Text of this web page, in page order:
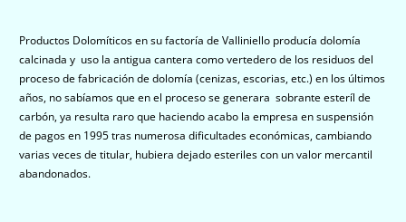
Productos Dolomíticos en su factoría de Valliniello producía dolomía
calcinada y uso la antigua cantera como vertedero de los residuos del
proceso de fabricación de dolomía (cenizas, escorias, etc.) en los últimos
años, no sabíamos que en el proceso se generara sobrante esteríl de
carbón, ya resulta raro que haciendo acabo la empresa en suspensión
de pagos en 1995 tras numerosa dificultades económicas, cambiando
varias veces de titular, hubiera dejado esteriles con un valor mercantil
abandonados.